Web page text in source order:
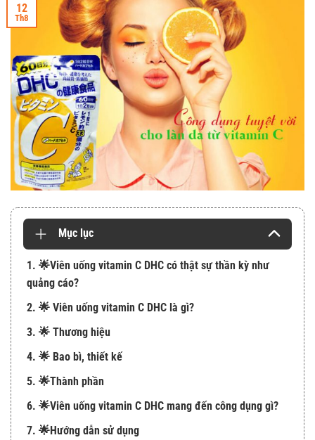
12
Th8
Mục lục
1. 🌟Viên uống vitamin C DHC có thật sự thần kỳ như
quảng cáo?
2. 🌟 Viên uống vitamin C DHC là gì?
3. 🌟 Thương hiệu
4. 🌟 Bao bì, thiết kế
5. 🌟Thành phần
6. 🌟Viên uống vitamin C DHC mang đến công dụng gì?
7. 🌟Hướng dẫn sử dụng